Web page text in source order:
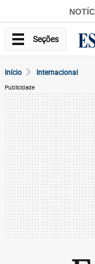
Seções
Início Internacional
Publicidade